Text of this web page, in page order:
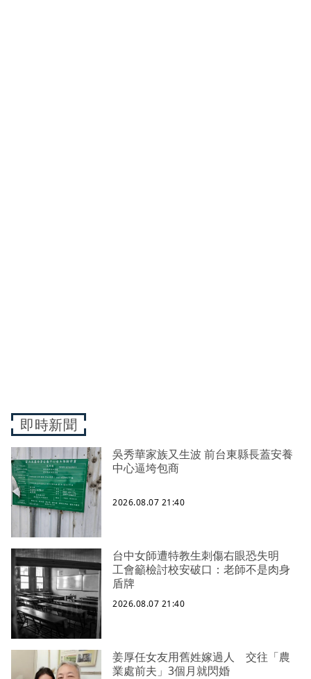
即時新聞
吳秀華家族又生波 前台東縣長蓋安養
中心逼垮包商
2026.08.07 21:40
台中女師遭特教生刺傷右眼恐失明
工會籲檢討校安破口：老師不是肉身
盾牌
2026.08.07 21:40
姜厚任女友用舊姓嫁過人 交往「農
業處前夫」3個月就閃婚